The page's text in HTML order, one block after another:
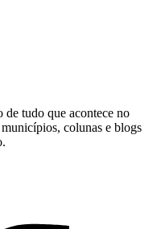
tudo que acontece no
colunas e blogs